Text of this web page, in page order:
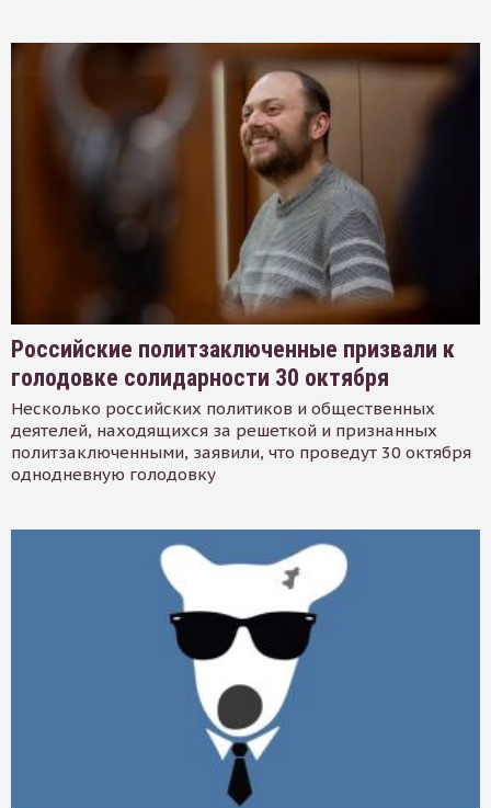
Российские политзаключенные призвали к
голодовке солидарности 30 октября
Несколько российских политиков и общественных
деятелей, находящихся за решеткой и признанных
политзаключенными, заявили, что проведут 30 октября
однодневную голодовку